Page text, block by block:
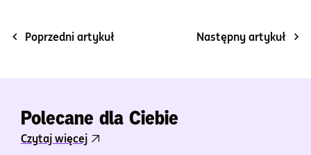
Poprzedni artykuł Następny artykuł
Polecane dla Ciebie
Czytaj więcej